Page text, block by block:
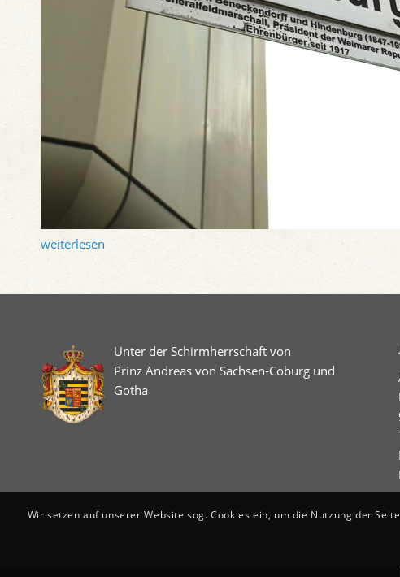
weiterlesen
Unter der Schirmherrschaft von
Prinz Andreas von Sachsen-Coburg und
Gotha
Wir setzen auf unserer Website sog. Cookies ein, um die Nutzung der